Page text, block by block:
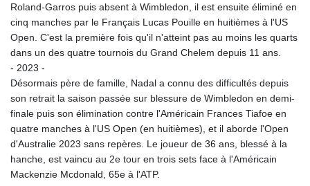
Roland-Garros puis absent à Wimbledon, il est ensuite éliminé en
cinq manches par le Français Lucas Pouille en huitièmes à l'US
Open. C'est la première fois qu'il n'atteint pas au moins les quarts
dans un des quatre tournois du Grand Chelem depuis 11 ans.
- 2023 -
Désormais père de famille, Nadal a connu des difficultés depuis
son retrait la saison passée sur blessure de Wimbledon en demi-
finale puis son élimination contre l'Américain Frances Tiafoe en
quatre manches à l'US Open (en huitièmes), et il aborde l'Open
d'Australie 2023 sans repères. Le joueur de 36 ans, blessé à la
hanche, est vaincu au 2e tour en trois sets face à l'Américain
Mackenzie Mcdonald, 65e à l'ATP.